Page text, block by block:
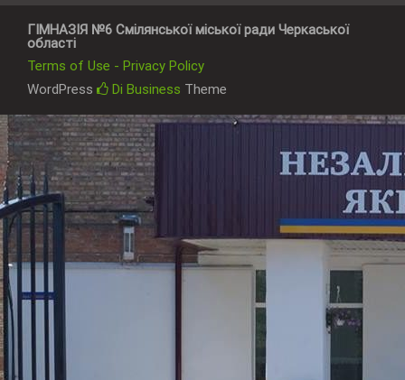
ГІМНАЗІЯ №6 Смілянської міської ради Черкаської
області
Terms of Use - Privacy Policy
WordPress
Di Business Theme